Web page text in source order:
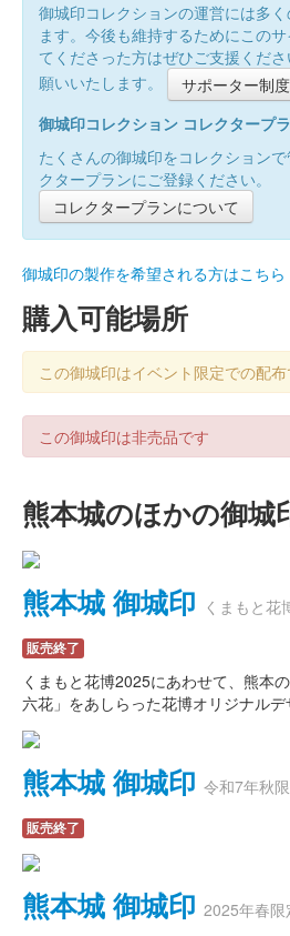
御城印コレクションの運営には多
ます。今後も維持するためにこの
てくださった方はぜひご支援くだ
願いいたします。
サポーター制
御城印コレクション コレクタープ
たくさんの御城印をコレクション
クタープランにご登録ください。
コレクタープランについて
御城印の製作を希望される方はこちら
購入可能場所
この御城印はイベント限定での配
この御城印は非売品です
熊本城のほかの御城
熊本城 御城印 くまもと花
販売終了
くまもと花博2025にあわせて、熊本
六花」をあしらった花博オリジナルデ
熊本城 御城印 令和7年秋
販売終了
熊本城 御城印 2025年春限